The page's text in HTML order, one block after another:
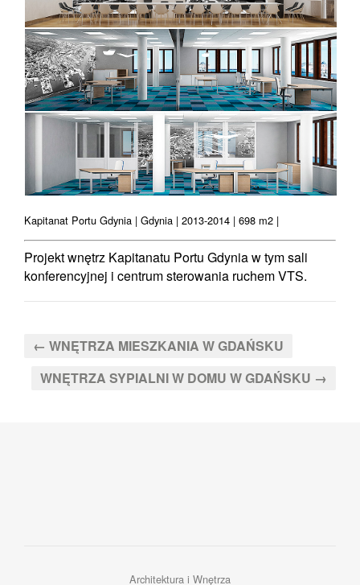
Kapitanat Portu Gdynia | Gdynia | 2013-2014 | 698 m2 |
Projekt wnętrz Kapitanatu Portu Gdynia w tym sali
konferencyjnej i centrum sterowania ruchem VTS.
← WNĘTRZA MIESZKANIA W GDAŃSKU
WNĘTRZA SYPIALNI W DOMU W GDAŃSKU →
Architektura i Wnętrza